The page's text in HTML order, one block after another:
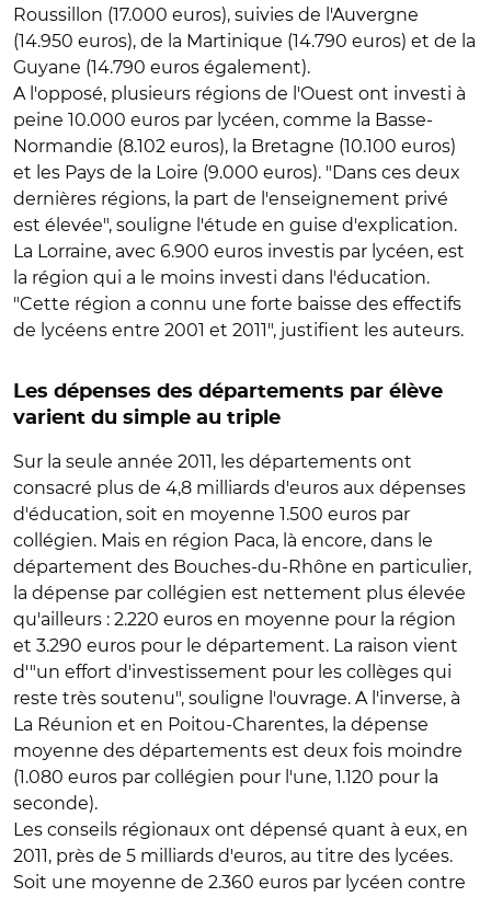
Roussillon (17.000 euros), suivies de l'Auvergne
(14.950 euros), de la Martinique (14.790 euros) et de la
Guyane (14.790 euros également).
A l'opposé, plusieurs régions de l'Ouest ont investi à
peine 10.000 euros par lycéen, comme la Basse-
Normandie (8.102 euros), la Bretagne (10.100 euros)
et les Pays de la Loire (9.000 euros). "Dans ces deux
dernières régions, la part de l'enseignement privé
est élevée", souligne l'étude en guise d'explication.
La Lorraine, avec 6.900 euros investis par lycéen, est
la région qui a le moins investi dans l'éducation.
"Cette région a connu une forte baisse des effectifs
de lycéens entre 2001 et 2011", justifient les auteurs.
Les dépenses des départements par élève
varient du simple au triple
Sur la seule année 2011, les départements ont
consacré plus de 4,8 milliards d'euros aux dépenses
d'éducation, soit en moyenne 1.500 euros par
collégien. Mais en région Paca, là encore, dans le
département des Bouches-du-Rhône en particulier,
la dépense par collégien est nettement plus élevée
qu'ailleurs : 2.220 euros en moyenne pour la région
et 3.290 euros pour le département. La raison vient
d'"un effort d'investissement pour les collèges qui
reste très soutenu", souligne l'ouvrage. A l'inverse, à
La Réunion et en Poitou-Charentes, la dépense
moyenne des départements est deux fois moindre
(1.080 euros par collégien pour l'une, 1.120 pour la
seconde).
Les conseils régionaux ont dépensé quant à eux, en
2011, près de 5 milliards d'euros, au titre des lycées.
Soit une moyenne de 2.360 euros par lycéen contre